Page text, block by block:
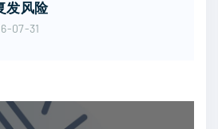
发风险
07-31